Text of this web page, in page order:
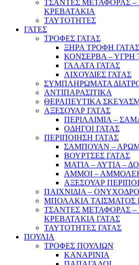
ΤΣΑΝΤΕΣ ΜΕΤΑΦΟΡΑΣ –
ΚΡΕΒΑΤΑΚΙΑ
ΤΑΥΤΟΤΗΤΕΣ
ΓΑΤΕΣ
ΤΡΟΦΕΣ ΓΑΤΑΣ
ΞΗΡΑ ΤΡΟΦΗ ΓΑΤΑΣ
ΚΟΝΣΕΡΒΑ – ΥΓΡΗ
ΓΑΛΑΤΑ ΓΑΤΑΣ
ΛΙΧΟΥΔΙΕΣ ΓΑΤΑΣ
ΣΥΜΠΛΗΡΩΜΑΤΑ
ΑΝΤΙΠΑΡΑΣΙΤΙΚΑ
ΘΕΡΑΠΕΥΤΙΚΑ
ΑΞΕΣΟΥΑΡ ΓΑΤΑΣ
ΠΕΡΙΛΑΙΜΙΑ –
ΟΔΗΓΟΙ ΓΑΤΑΣ
ΠΕΡΙΠΟΙΗΣΗ ΓΑΤΑΣ
ΣΑΜΠΟΥΑΝ –
ΒΟΥΡΤΣΕΣ ΓΑΤΑΣ
ΜΑΤΙΑ – ΑΥΤΙΑ –
ΑΜΜΟΙ –
ΑΞΕΣΟΥΑΡ
ΠΑΙΧΝΙΔΙΑ –
ΜΠΟΛΑΚΙΑ ΤΑΙΣΜΑΤΟΣ
ΤΣΑΝΤΕΣ ΜΕΤΑΦΟΡΑΣ –
ΚΡΕΒΑΤΑΚΙΑ ΓΑΤΑΣ
ΤΑΥΤΟΤΗΤΕΣ ΓΑΤΑΣ
ΠΟΥΛΙΑ
ΤΡΟΦΕΣ ΠΟΥΛΙΩΝ
ΚΑΝΑΡΙΝΙΑ